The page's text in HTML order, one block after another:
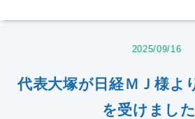
2025/09/16
代表大塚が日経ＭＪ様よ
を受けました